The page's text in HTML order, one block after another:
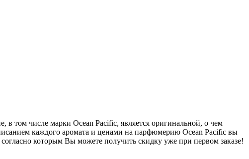
том числе марки Ocean Pacific, является оригинальной, о чем
каждого аромата и ценами на парфюмерию Ocean Pacific вы
согласно которым Вы можете получить скидку уже при первом заказе!